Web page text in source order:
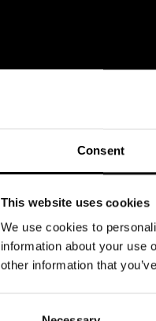
Consent
This website uses cookies
We use cookies to
information about your use
other information that